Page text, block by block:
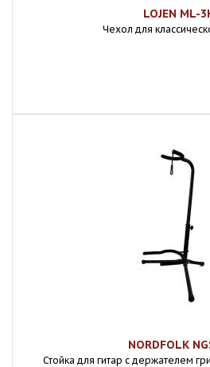
LOJEN ML-
Чехол для
NORDFOLK
Стойка для гитар с держателем